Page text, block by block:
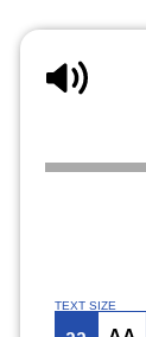
TEXT SIZE